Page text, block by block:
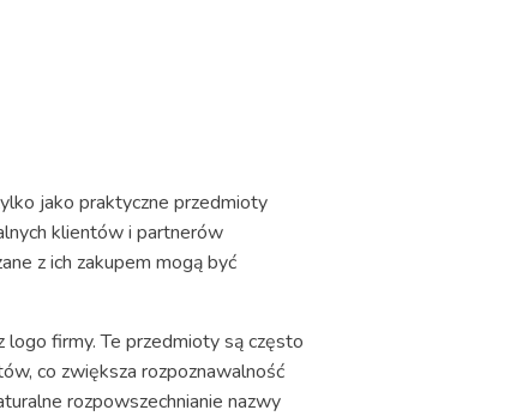
jako praktyczne przedmioty
klientów i partnerów
z ich zakupem mogą być
logo firmy. Te przedmioty są często
co zwiększa rozpoznawalność
rozpowszechnianie nazwy